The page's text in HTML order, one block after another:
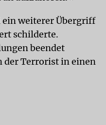
ein weiterer Übergriff
schilderte.
beendet
der Terrorist in einen